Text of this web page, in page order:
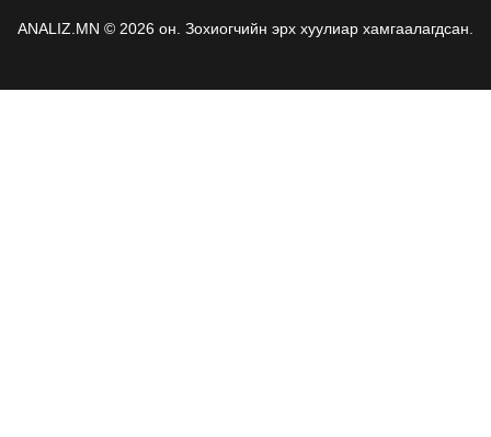
ANALIZ.MN © 2026 он. Зохиогчийн эрх хуулиар хамгаалагдсан.